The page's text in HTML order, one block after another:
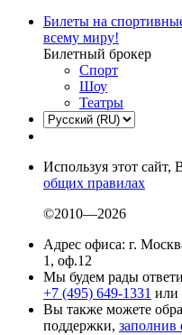
Билеты на
всему миру!
Билетный брокер
Спорт
Шоу
Театры
Используя этот сайт,
общих правилах
©2010—2026
Адрес офиса: г.
1, оф.12
Мы будем рады
+7 (495) 649-1331 или
Вы также можете
поддержки, заполнив